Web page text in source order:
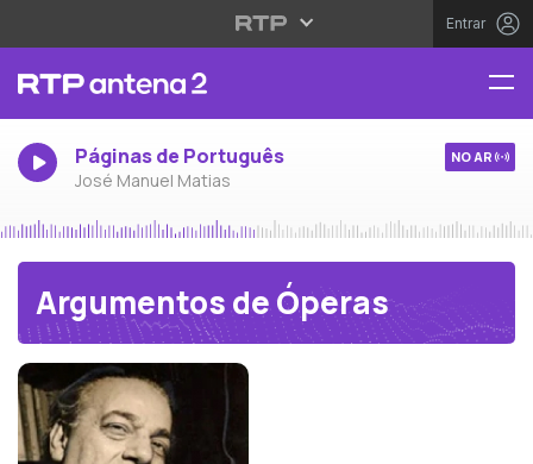
Entrar
Páginas de Português
José Manuel Matias
NO AR
Argumentos de Óperas